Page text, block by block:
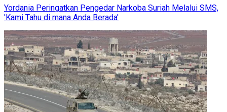
Yordania Peringatkan Pengedar Narkoba Suriah Melalui SMS,
'Kami Tahu di mana Anda Berada'